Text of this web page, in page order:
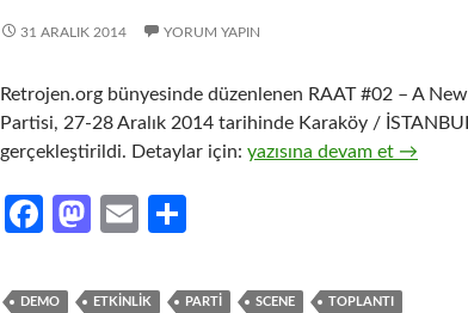
31 ARALIK 2014 YORUM YAPIN
Retrojen.org bünyesinde düzenlenen RAAT #02 – A
Partisi, 27-28 Aralık 2014 tarihinde Karaköy /
gerçekleştirildi. Detaylar için: RAAT #02 – A New Hope!
yazısına devam et →
Fa
b
M
to
E
ail ar
DEMO ETKINLIK PARTI SCENE TOPLANTI